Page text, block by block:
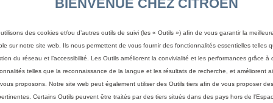
BIENVENUE CHEZ CITROEN
des cookies et/ou d’autres outils de suivi (les « Outils ») afin de vous garantir la
sur notre site web. Ils nous permettent de vous fournir des fonctionnalités essentielles telles
du réseau et l’accessibilité. Les Outils améliorent la convivialité et les performances grâce à
telles que la reconnaissance de la langue et les résultats de recherche, et améliorent
proposons. Notre site web peut également utiliser des Outils tiers afin de vous proposer
Certains Outils peuvent être traités par des tiers situés dans des pays hors de